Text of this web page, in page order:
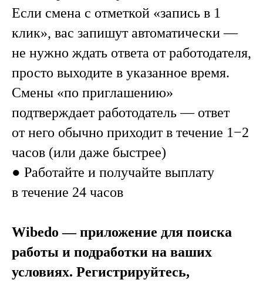
Если смена с отметкой «запись в 1
клик», вас запишут автоматически —
не нужно ждать ответа от работодателя,
просто выходите в указанное время.
Смены «по приглашению»
подтверждает работодатель — ответ
от него обычно приходит в течение 1−2
часов (или даже быстрее)
● Работайте и получайте выплату
в течение 24 часов
Wibedo — приложение для поиска
работы и подработки на ваших
условиях. Регистрируйтесь,